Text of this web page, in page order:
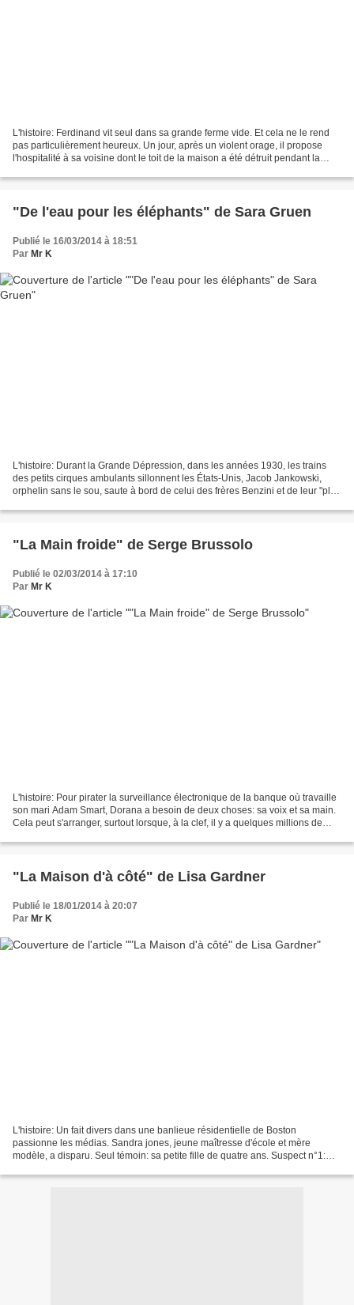
L'histoire: Ferdinand vit seul dans sa grande ferme vide. Et cela ne le rend
pas particulièrement heureux. Un jour, après un violent orage, il propose
l'hospitalité à sa voisine dont le toit de la maison a été détruit pendant la
"De l'eau pour les éléphants" de Sara Gruen
Publié le 16/03/2014 à 18:51
Par Mr K
L'histoire: Durant la Grande Dépression, dans les années 1930, les trains
des petits cirques ambulants sillonnent les États-Unis, Jacob Jankowski,
orphelin sans le sou, saute à bord de celui des frères Benzini et de leur "plus
"La Main froide" de Serge Brussolo
Publié le 02/03/2014 à 17:10
Par Mr K
L'histoire: Pour pirater la surveillance électronique de la banque où travaille
son mari Adam Smart, Dorana a besoin de deux choses: sa voix et sa main.
Cela peut s'arranger, surtout lorsque, à la clef, il y a quelques millions de
"La Maison d'à côté" de Lisa Gardner
Publié le 18/01/2014 à 20:07
Par Mr K
L'histoire: Un fait divers dans une banlieue résidentielle de Boston
passionne les médias. Sandra jones, jeune maîtresse d'école et mère
modèle, a disparu. Seul témoin: sa petite fille de quatre ans. Suspect n°1: